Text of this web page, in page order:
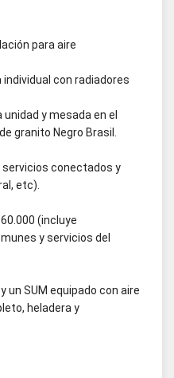
para aire
con radiadores
y mesada en el
granito Negro Brasil.
servicios conectados y
etc).
(incluye
y servicios del
un SUM equipado con aire
heladera y